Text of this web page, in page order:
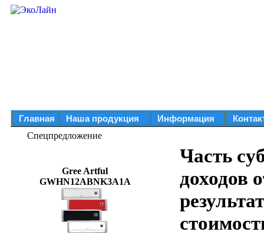
Главная Наша продукция Информация
Спецпредложение
Gree Artful
GWHN12ABNK3A1A
Часть
доходов